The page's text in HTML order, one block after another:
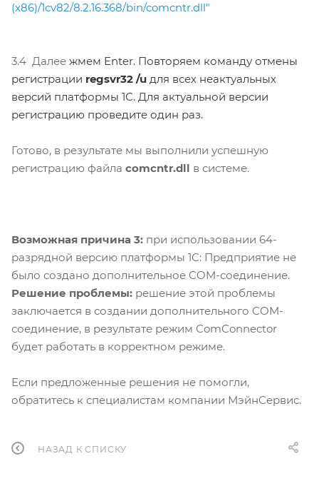
(x86)/1cv82/8.2.16.368/bin/comcntr.dll"
3.4 Далее жмем Enter. Повторяем команду отмены
регистрации regsvr32 /u для всех неактуальных
версий платформы 1С. Для актуальной версии
регистрацию проведите один раз.
Готово, в результате мы выполнили успешную
регистрацию файла comcntr.dll в системе.
Возможная причина 3: при использовании 64-
разрядной версию платформы 1С: Предприятие не
было создано дополнительное COM-соединение.
Решение проблемы: решение этой проблемы
заключается в создании дополнительного COM-
соединение, в результате режим ComConnector
будет работать в корректном режиме.
Если предложенные решения не помогли,
обратитесь к специалистам компании МэйнСервис.
НАЗАД К СПИСКУ